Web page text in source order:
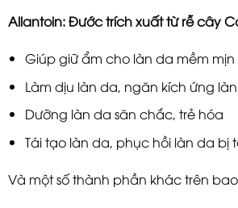
Allantoin: Đước trích xuất từ rễ cây
Giúp giữ ẩm cho làn da mềm mịn
Làm dịu làn da, ngăn kích ứng
Dưỡng làn da săn chắc, trẻ hóa
Tái tạo làn da, phục hồi làn da bị
Và một số thành phần khác trên